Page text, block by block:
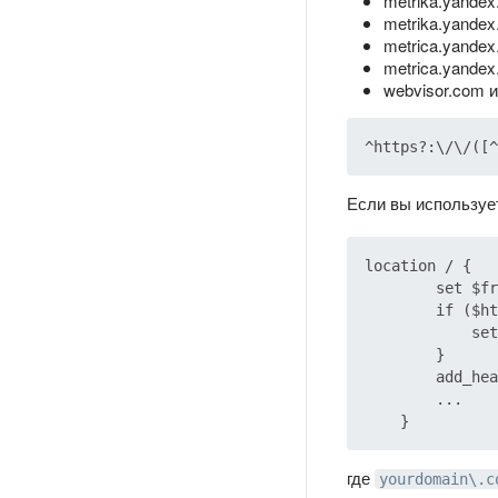
webvisor.com
Если вы
location / {
set
if
        }
        ...
где